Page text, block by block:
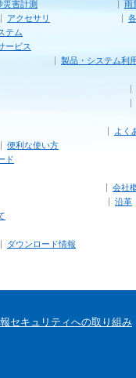
災害計測
雨
アクセサリ
テム
ービス
製品・システム利
よく
便利な使い方
ド
会社
沿革
ダウンロード情報
セキュリティへの取り組み